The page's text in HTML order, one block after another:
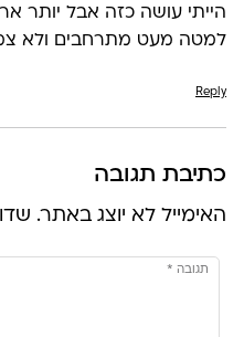
הייתי עושה כזה אבל יותר
למטה מעט מתרחבים ולא
Reply
כתיבת תגובה
האימייל לא יוצג באתר.
תגובה *